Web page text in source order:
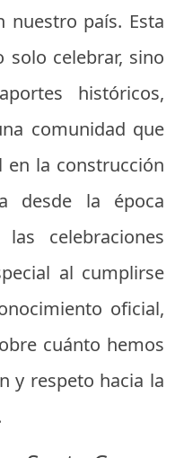
nuestro país. Esta
solo celebrar, sino
históricos,
comunidad que
la construcción
desde la época
celebraciones
al cumplirse
oficial,
cuánto hemos
y respeto hacia la